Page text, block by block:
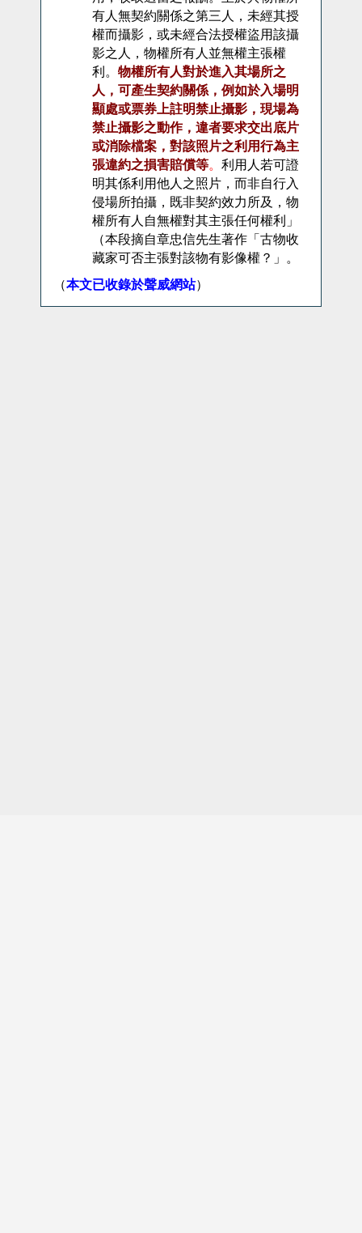
有人無契約關係之第三人，未經其授
權而攝影，或未經合法授權盜用該攝
影之人，物權所有人並無權主張權
利。 物權所有人對於進入其場所之
人，可產生契約關係，例如於入場明
顯處或票券上註明禁止攝影，現場為
禁止攝影之動作，違者要求交出底片
或消除檔案，對該照片之利用行為主
張違約之損害賠償等。 利用人若可證
明其係利用他人之照片，而非自行入
侵場所拍攝，既非契約效力所及，物
權所有人自無權對其主張任何權利」
（本段摘自章忠信先生著作「古物收
藏家可否主張對該物有影像權？」。
（本文已收錄於聲威網站）